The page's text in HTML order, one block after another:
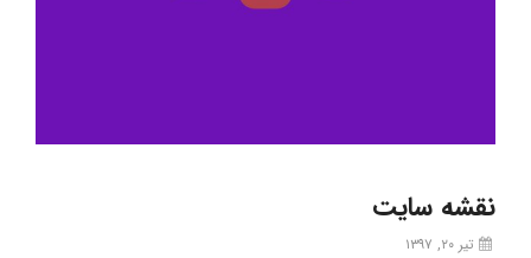
نقشه سایت
تیر ۲۰, ۱۳۹۷